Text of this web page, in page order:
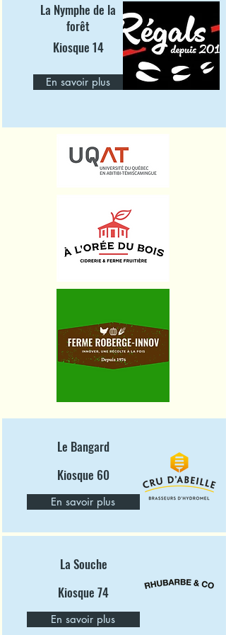
La Nymphe de la
forêt
Kiosque 14
En savoir plus
Le Bangard
Kiosque 60
En savoir plus
La Souche
Kiosque 74
En savoir plus